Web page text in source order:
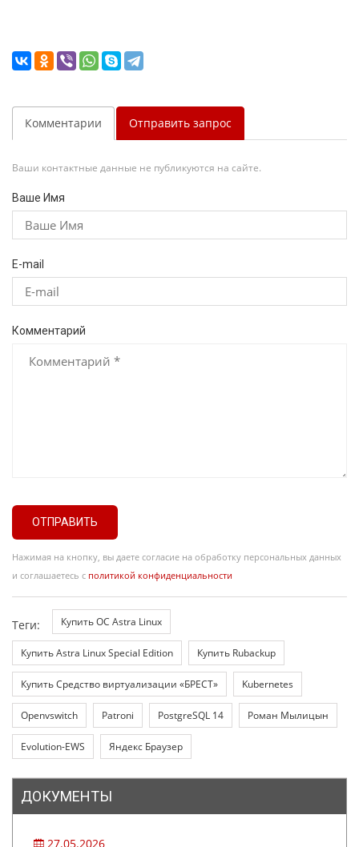
Комментарии Отправить запрос
Ваши контактные данные не публикуются на сайте.
Ваше Имя
E-mail
Комментарий
ОТПРАВИТЬ
Нажимая на кнопку, вы даете согласие на обработку персональных данных
и соглашаетесь с политикой конфиденциальности
Теги: Купить ОС Astra Linux
Купить Astra Linux Special Edition Купить Rubackup
Купить Средство виртуализации «БРЕСТ» Kubernetes
Openvswitch Patroni PostgreSQL 14 Роман Мылицын
Evolution-EWS Яндекс Браузер
ДОКУМЕНТЫ
27.05.2026